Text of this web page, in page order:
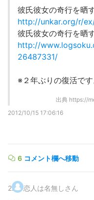
彼氏彼女の奇行を晒
http://unkar.org/r/
彼氏彼女の奇行を晒
http://
26487331/
※２年ぶりの復活です
出典 https://
2012/10/15 17:06:16
6 コメント欄へ移動
2. 恋人は名無しさん